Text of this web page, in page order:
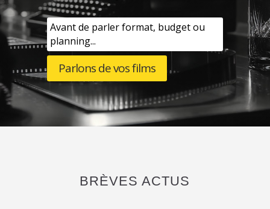
Avant de parler format, budget ou
planning...
Parlons de vos films
BRÈVES ACTUS